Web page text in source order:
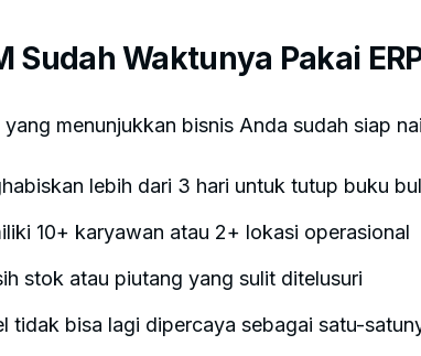
Sudah Waktunya Pakai
menunjukkan bisnis Anda sudah siap
lebih dari 3 hari untuk tutup buku
10+ karyawan atau 2+ lokasi operasional
stok atau piutang yang sulit ditelusuri
tidak bisa lagi dipercaya sebagai satu-